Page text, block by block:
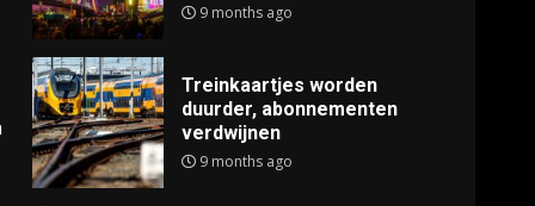
9 months ago
Treinkaartjes worden
duurder, abonnementen
verdwijnen
9 months ago